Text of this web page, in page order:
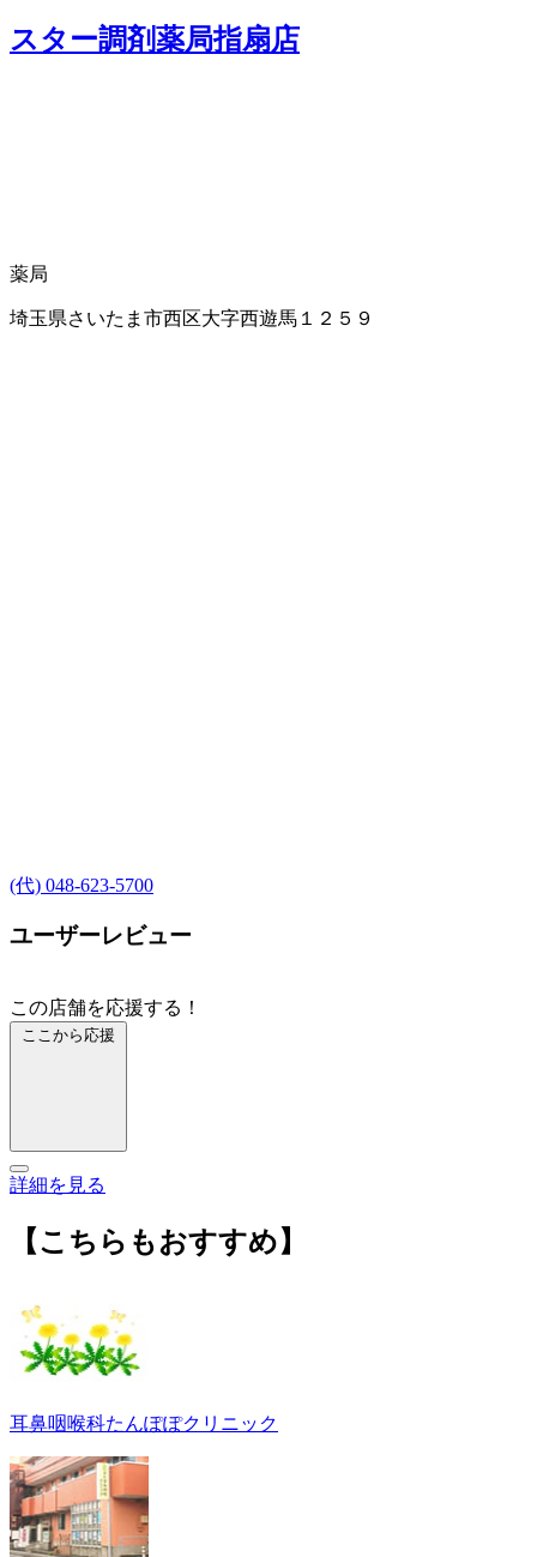
スター調剤薬局指扇店
薬局
埼玉県さいたま市西区大字西遊馬１２５９
(代) 048-623-5700
ユーザーレビュー
この店舗を応援する！
ここから応援
詳細を見る
【こちらもおすすめ】
耳鼻咽喉科たんぽぽクリニック